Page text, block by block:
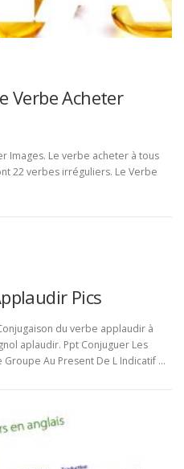
Verbe Acheter
Images. Le verbe acheter à tous
22 verbes irréguliers. Le Verbe
Pics
du verbe applaudir à
aplaudir. Ppt Conjuguer Les
Au Present De L Indicatif …